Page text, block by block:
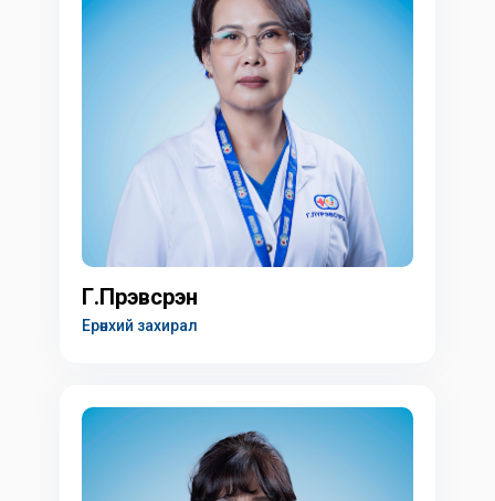
Г.Пүрэвсүрэн
Ерөнхий захирал